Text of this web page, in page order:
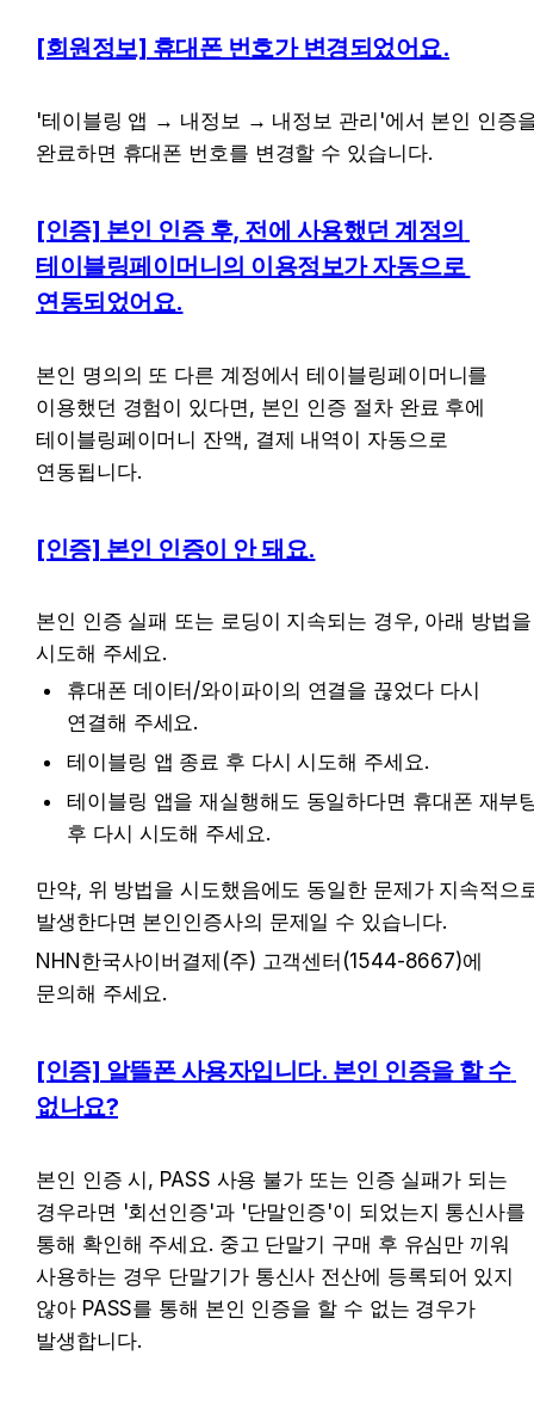
[회원정보] 휴대폰 번호가 변경되었어요.
'테이블링 앱 → 내정보 → 내정보 관리'에서 본인 인증
완료하면 휴대폰 번호를 변경할 수 있습니다.
[인증] 본인 인증 후, 전에 사용했던 계정의
테이블링페이머니의 이용정보가 자동으로
연동되었어요.
본인 명의의 또 다른 계정에서 테이블링페이머니를
이용했던 경험이 있다면, 본인 인증 절차 완료 후에
테이블링페이머니 잔액, 결제 내역이 자동으로
연동됩니다.
[인증] 본인 인증이 안 돼요.
본인 인증 실패 또는 로딩이 지속되는 경우, 아래 방법을
시도해 주세요.
휴대폰 데이터/와이파이의 연결을 끊었다 다시
연결해 주세요.
테이블링 앱 종료 후 다시 시도해 주세요.
테이블링 앱을 재실행해도 동일하다면 휴대폰 재부
후 다시 시도해 주세요.
만약, 위 방법을 시도했음에도 동일한 문제가 지속적으
발생한다면 본인인증사의 문제일 수 있습니다.
NHN한국사이버결제(주) 고객센터(1544-8667)에
문의해 주세요.
[인증] 알뜰폰 사용자입니다. 본인 인증을 할 수
없나요?
본인 인증 시, PASS 사용 불가 또는 인증 실패가 되는
경우라면 '회선인증'과 '단말인증'이 되었는지 통신사를
통해 확인해 주세요. 중고 단말기 구매 후 유심만 끼워
사용하는 경우 단말기가 통신사 전산에 등록되어 있지
않아 PASS를 통해 본인 인증을 할 수 없는 경우가
발생합니다.